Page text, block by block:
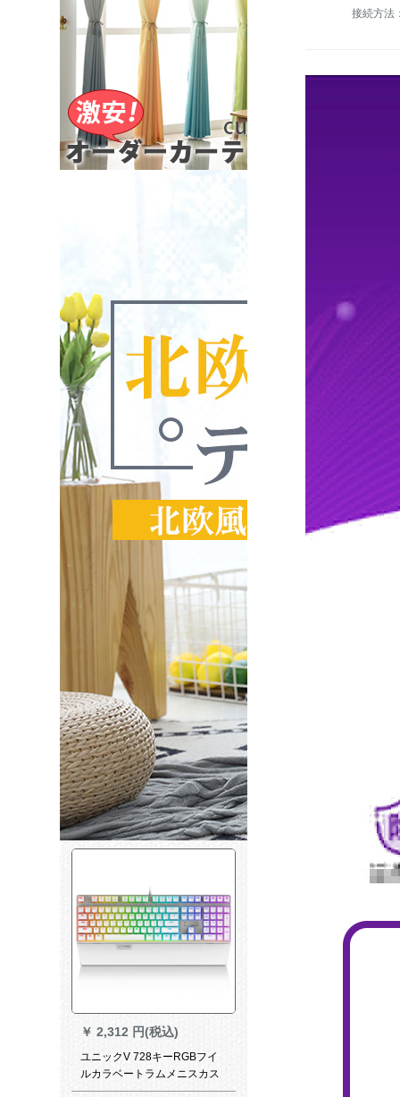
￥ 2,312 円(税込)
ユニックV 728キーRGBフイ
ルカラベートラムメニスカス
ボンボンボンドの白い軸
接続方法